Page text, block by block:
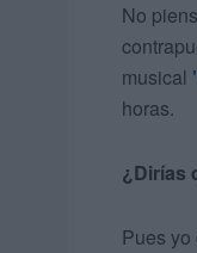
No
musical
horas.
¿Dirías
Pues